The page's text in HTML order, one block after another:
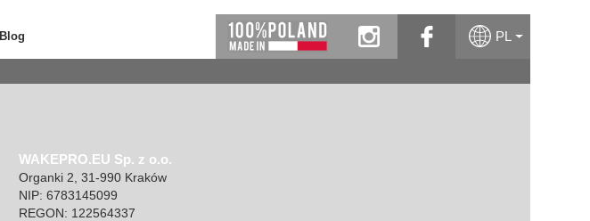
Blog
instagram
PL
WAKEPRO.EU Sp. z o.o.
Organki 2, 31-990 Kraków
NIP: 6783145099
REGON: 122564337